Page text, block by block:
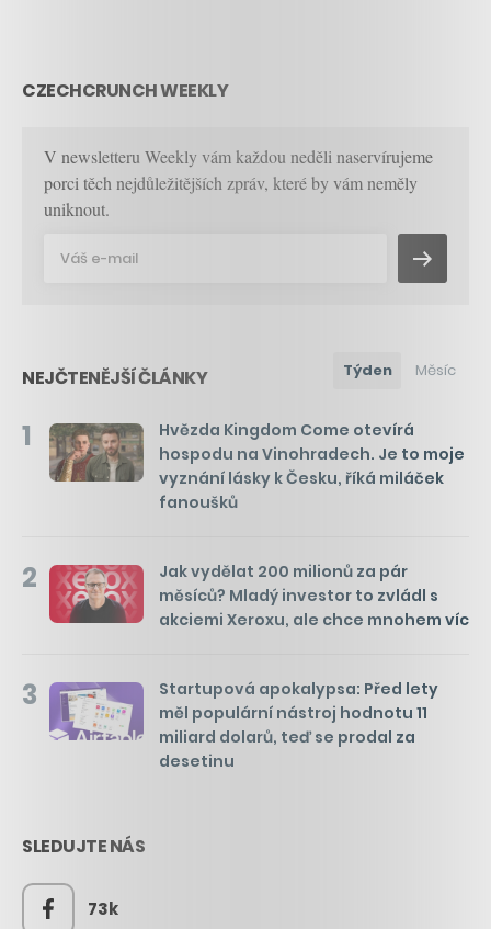
CZECHCRUNCH WEEKLY
V newsletteru Weekly vám každou neděli naservírujeme
porci těch nejdůležitějších zpráv, které by vám neměly
uniknout.
NEJČTENĚJŠÍ ČLÁNKY Týden Měsíc
1
Hvězda Kingdom Come otevírá
hospodu na Vinohradech. Je to moje
vyznání lásky k Česku, říká miláček
fanoušků
2
Jak vydělat 200 milionů za pár
měsíců? Mladý investor to zvládl s
akciemi Xeroxu, ale chce mnohem víc
3
Startupová apokalypsa: Před lety
měl populární nástroj hodnotu 11
miliard dolarů, teď se prodal za
desetinu
SLEDUJTE NÁS
73k